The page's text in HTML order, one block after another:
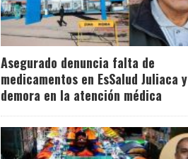
Asegurado denuncia falta de
medicamentos en EsSalud Juliaca y
demora en la atención médica